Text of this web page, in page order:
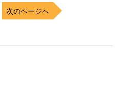
次のページへ